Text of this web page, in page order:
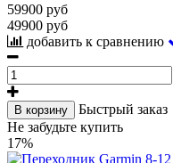
59900 руб
49900 руб
добавить к сравнению
В корзину
Быстрый заказ
Не забудьте купить
17%